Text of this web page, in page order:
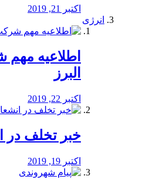
اکتبر 21, 2019
انرژی
️اطلاعیه
البرز
اکتبر 22, 2019
خبر تخلف در
اکتبر 19, 2019